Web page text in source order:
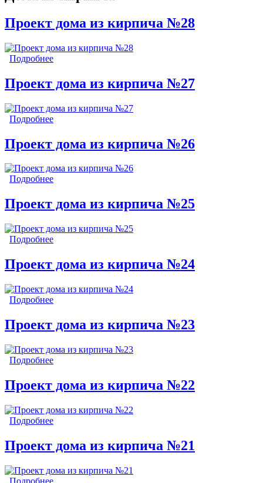
Проект дома из кирпича №28
Подробнее
Проект дома из кирпича №27
Подробнее
Проект дома из кирпича №26
Подробнее
Проект дома из кирпича №25
Подробнее
Проект дома из кирпича №24
Подробнее
Проект дома из кирпича №23
Подробнее
Проект дома из кирпича №22
Подробнее
Проект дома из кирпича №21
Подробнее